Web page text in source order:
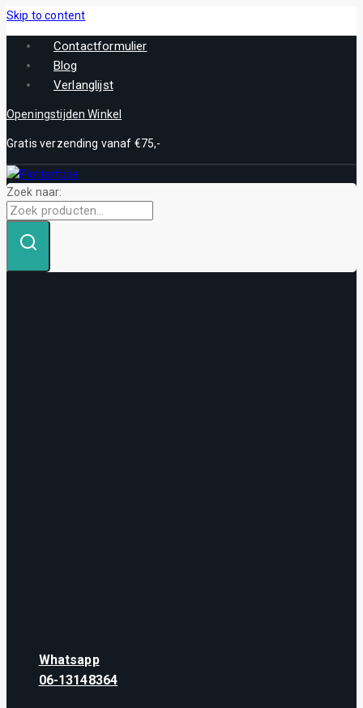
Skip to content
Contactformulier
Blog
Verlanglijst
Openingstijden Winkel
Gratis verzending vanaf €75,-
Zoek naar:
Whatsapp
06-13148364